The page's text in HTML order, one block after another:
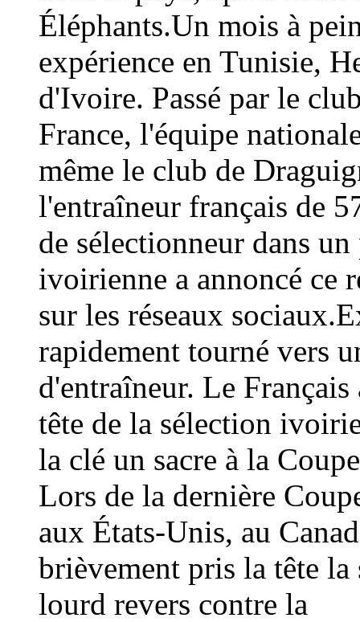
Éléphants.Un mois à
expérience en Tunisie,
d'Ivoire. Passé par le
France, l'équipe
même le club de
l'entraîneur français de
de sélectionneur dans
ivoirienne a annoncé ce
sur les réseaux
rapidement tourné vers
d'entraîneur. Le
tête de la sélection
la clé un sacre à la
Lors de la dernière
aux États-Unis, au
brièvement pris la tête
lourd revers contre la